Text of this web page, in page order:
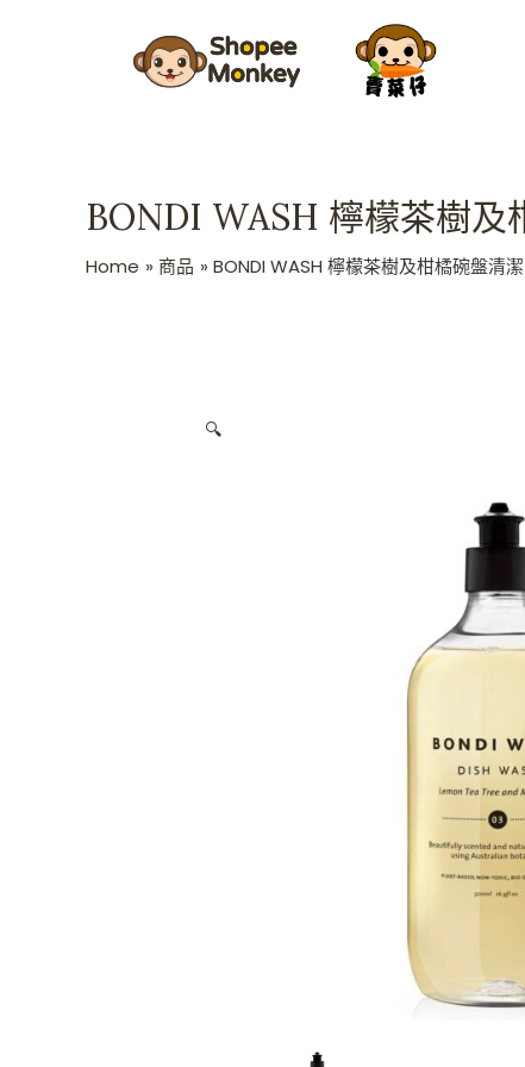
BONDI WASH 檸檬茶樹
Home 商品 BONDI WASH 檸檬茶樹及柑橘碗盤清
🔍